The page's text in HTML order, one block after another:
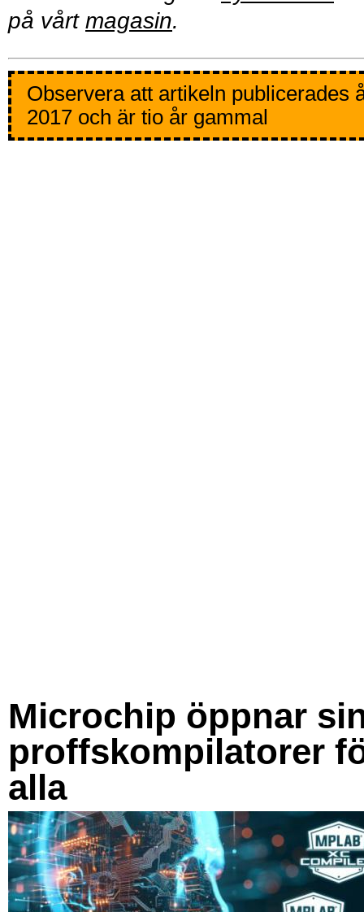
på vårt magasin.
Observera att artikeln publicerades
2017 och är tio år gammal
Microchip öppnar
proffskompilatorer
alla